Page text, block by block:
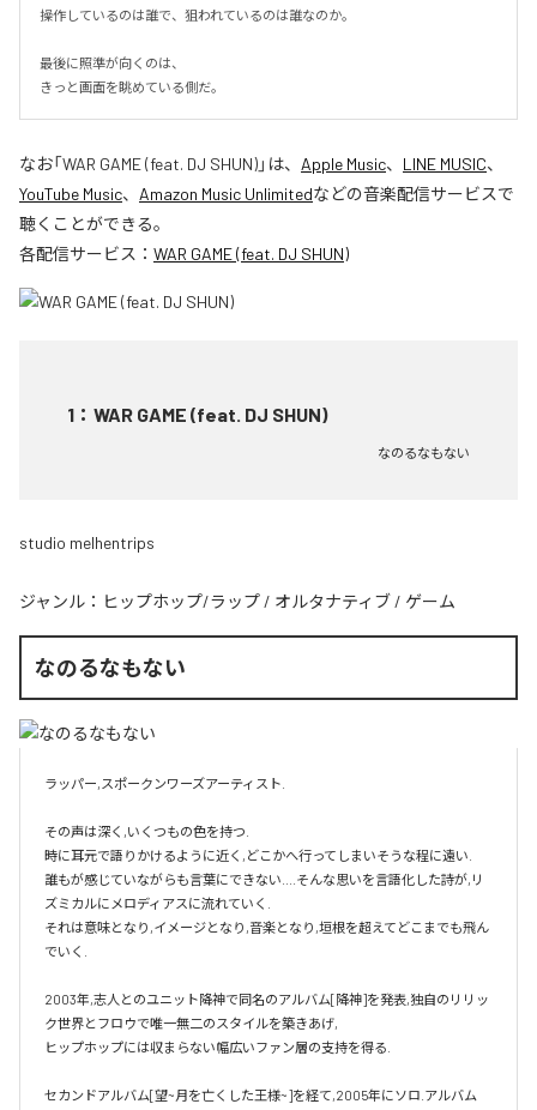
操作しているのは誰で、狙われているのは誰なのか。
最後に照準が向くのは、
きっと画面を眺めている側だ。
なお「WAR GAME (feat. DJ SHUN)」は、 Apple Music、 LINE MUSIC、
YouTube Music、 Amazon Music Unlimitedなどの音楽配信サービスで
聴くことができる。
各配信サービス： WAR GAME (feat. DJ SHUN)
1 ： WAR GAME (feat. DJ SHUN)
なのるなもない
studio melhentrips
ジャンル： ヒップホップ/ラップ / オルタナティブ / ゲーム
なのるなもない
ラッパー,スポークンワーズアーティスト.
その声は深く,いくつもの色を持つ.
時に耳元で語りかけるように近く,どこかへ行ってしまいそうな程に遠い.
誰もが感じていながらも言葉にできない....そんな思いを言語化した詩が,リ
ズミカルにメロディアスに流れていく.
それは意味となり,イメージとなり,音楽となり,垣根を超えてどこまでも飛ん
でいく.
2003年,志人とのユニット降神で同名のアルバム[降神]を発表,独自のリリッ
ク世界とフロウで唯一無二のスタイルを築きあげ,
ヒップホップには収まらない幅広いファン層の支持を得る.
セカンドアルバム[望~月を亡くした王様~]を経て,2005年にソロ.アルバム